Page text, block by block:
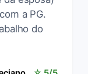
a PG.
do